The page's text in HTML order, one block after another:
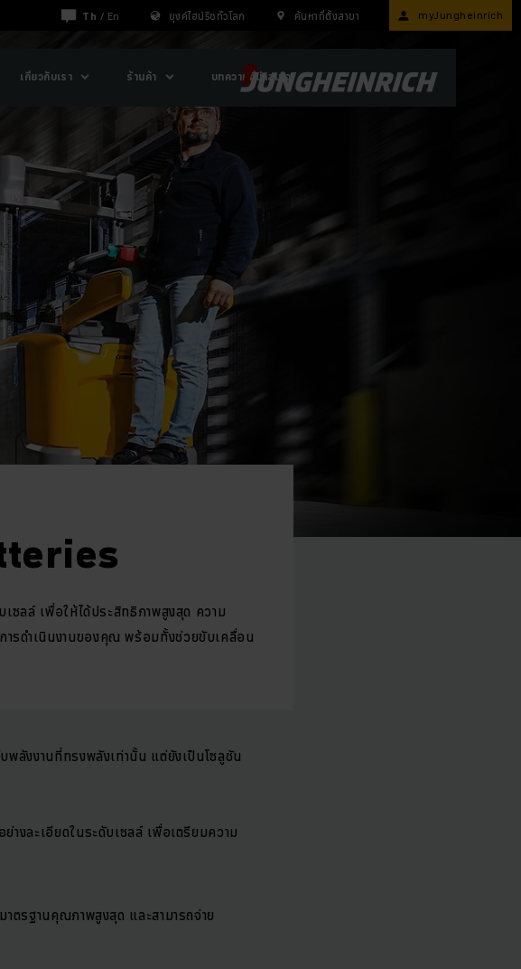
Th / En ยุงค์ไฮน์ริชทั่วโลก ค้นหาที่ตั้งสาขา myJungheinrich
เกี่ยวกับเรา ร้านค้า บทความที่น่าสนใจ
ซลล์ เพื่อให้ได้ประสิทธิภาพสูงสุด ความ
รดำเนินงานของคุณ พร้อมทั้งช่วยขับเคลื่อน
พลังงานที่ทรงพลังเท่านั้น แต่ยังเป็นโซลูชัน
งละเอียดในระดับเซลล์ เพื่อเตรียมความ
าตรฐานคุณภาพสูงสุด และสามารถจ่าย